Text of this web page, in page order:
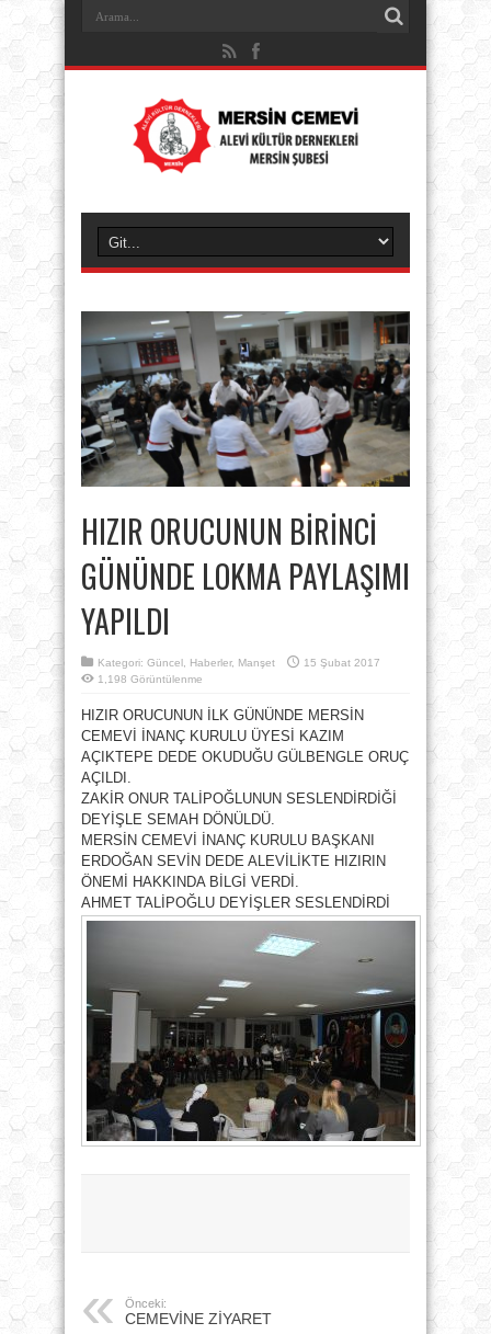
HIZIR ORUCUNUN BİRİNCİ
GÜNÜNDE LOKMA PAYLAŞIMI
YAPILDI
Kategori: Güncel Haberler, Manşet
15 Şubat 2017
1,198 Görüntülenme
HIZIR ORUCUNUN İLK GÜNÜNDE MERSİN
CEMEVİ İNANÇ KURULU ÜYESİ KAZIM
AÇIKTEPE DEDE OKUDUĞU GÜLBENGLE ORUÇ
AÇILDI.
ZAKİR ONUR TALİPOĞLUNUN SESLENDİRDİĞİ
DEYİŞLE SEMAH DÖNÜLDÜ.
MERSİN CEMEVİ İNANÇ KURULU BAŞKANI
ERDOĞAN SEVİN DEDE ALEVİLİKTE HIZIRIN
ÖNEMİ HAKKINDA BİLGİ VERDİ.
AHMET TALİPOĞLU DEYİŞLER SESLENDİRDİ
Önceki:
CEMEVİNE ZİYARET